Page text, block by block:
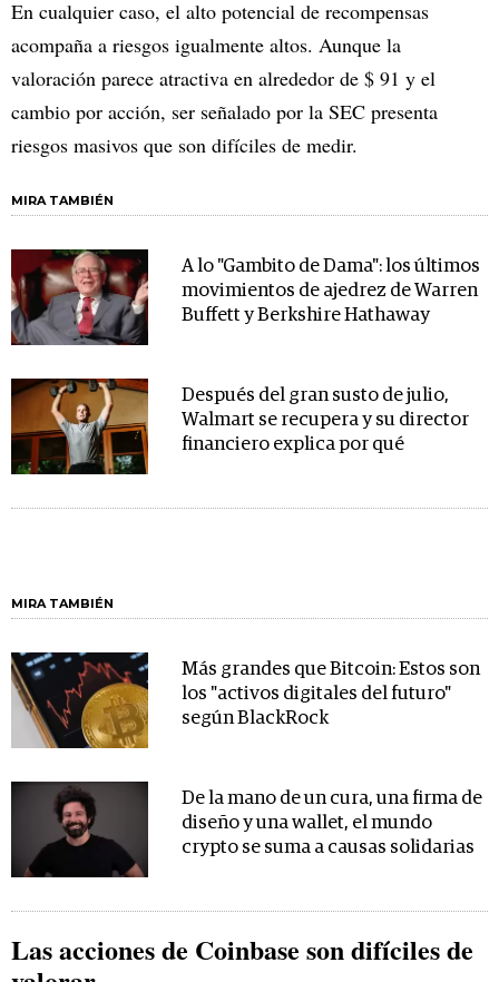
En cualquier caso, el alto potencial de recompensas
acompaña a riesgos igualmente altos. Aunque la
valoración parece atractiva en alrededor de $ 91 y el
cambio por acción, ser señalado por la SEC presenta
riesgos masivos que son difíciles de medir.
MIRA TAMBIÉN
A lo "Gambito de Dama": los últimos
movimientos de ajedrez de Warren
Buffett y Berkshire Hathaway
Después del gran susto de julio,
Walmart se recupera y su director
financiero explica por qué
MIRA TAMBIÉN
Más grandes que Bitcoin: Estos son
los "activos digitales del futuro"
según BlackRock
De la mano de un cura, una firma de
diseño y una wallet, el mundo
crypto se suma a causas solidarias
Las acciones de Coinbase son difíciles de